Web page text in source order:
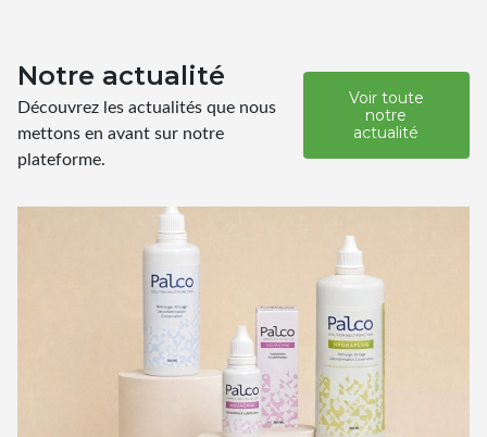
Notre actualité
Découvrez les actualités que nous
mettons en avant sur notre
plateforme.
Voir toute
notre
actualité